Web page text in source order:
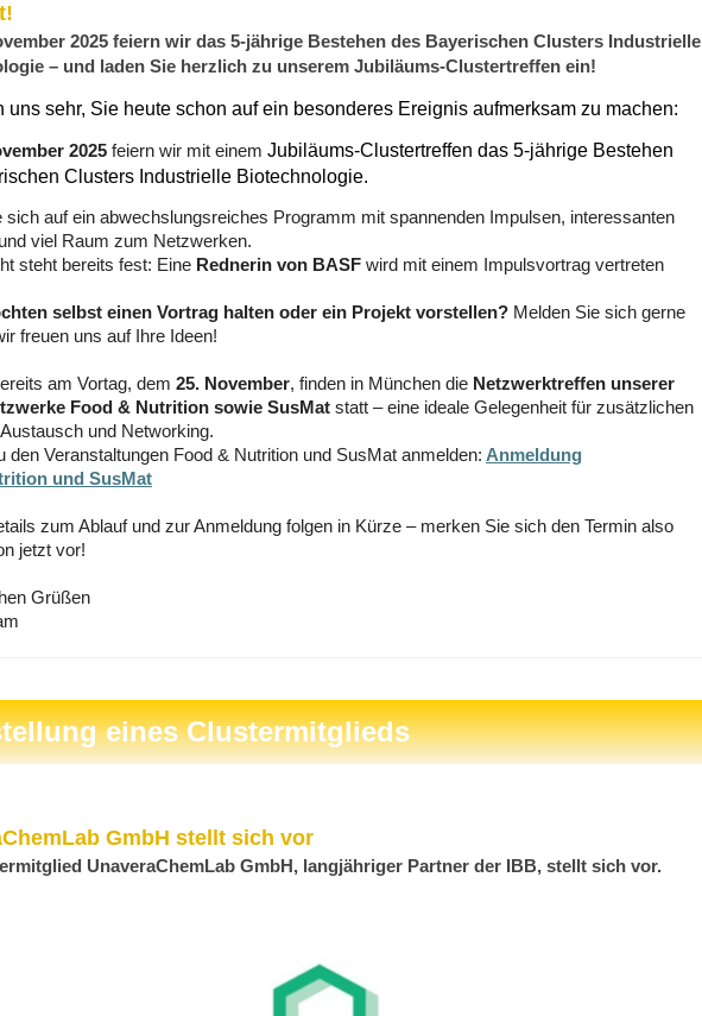
2025 feiern wir das 5-jährige Bestehen des Bayerischen Clusters Industrielle
– und laden Sie herzlich zu unserem Jubiläums-Clustertreffen ein!
uns sehr, Sie heute schon auf ein besonderes Ereignis aufmerksam zu machen:
2025 feiern wir mit einem Jubiläums-Clustertreffen das 5-jährige Bestehen
Clusters Industrielle Biotechnologie.
sich auf ein abwechslungsreiches Programm mit spannenden Impulsen, interessanten
viel Raum zum Netzwerken.
steht bereits fest: Eine Rednerin von BASF wird mit einem Impulsvortrag vertreten
selbst einen Vortrag halten oder ein Projekt vorstellen? Melden Sie sich gerne
freuen uns auf Ihre Ideen!
am Vortag, dem 25. November, finden in München die Netzwerktreffen unserer
Food & Nutrition sowie SusMat statt – eine ideale Gelegenheit für zusätzlichen
und Networking.
den Veranstaltungen Food & Nutrition und SusMat anmelden: Anmeldung
und SusMat
zum Ablauf und zur Anmeldung folgen in Kürze – merken Sie sich den Termin also
jetzt vor!
Grüßen
eines Clustermitglieds
GmbH stellt sich vor
UnaveraChemLab GmbH, langjähriger Partner der IBB, stellt sich vor.